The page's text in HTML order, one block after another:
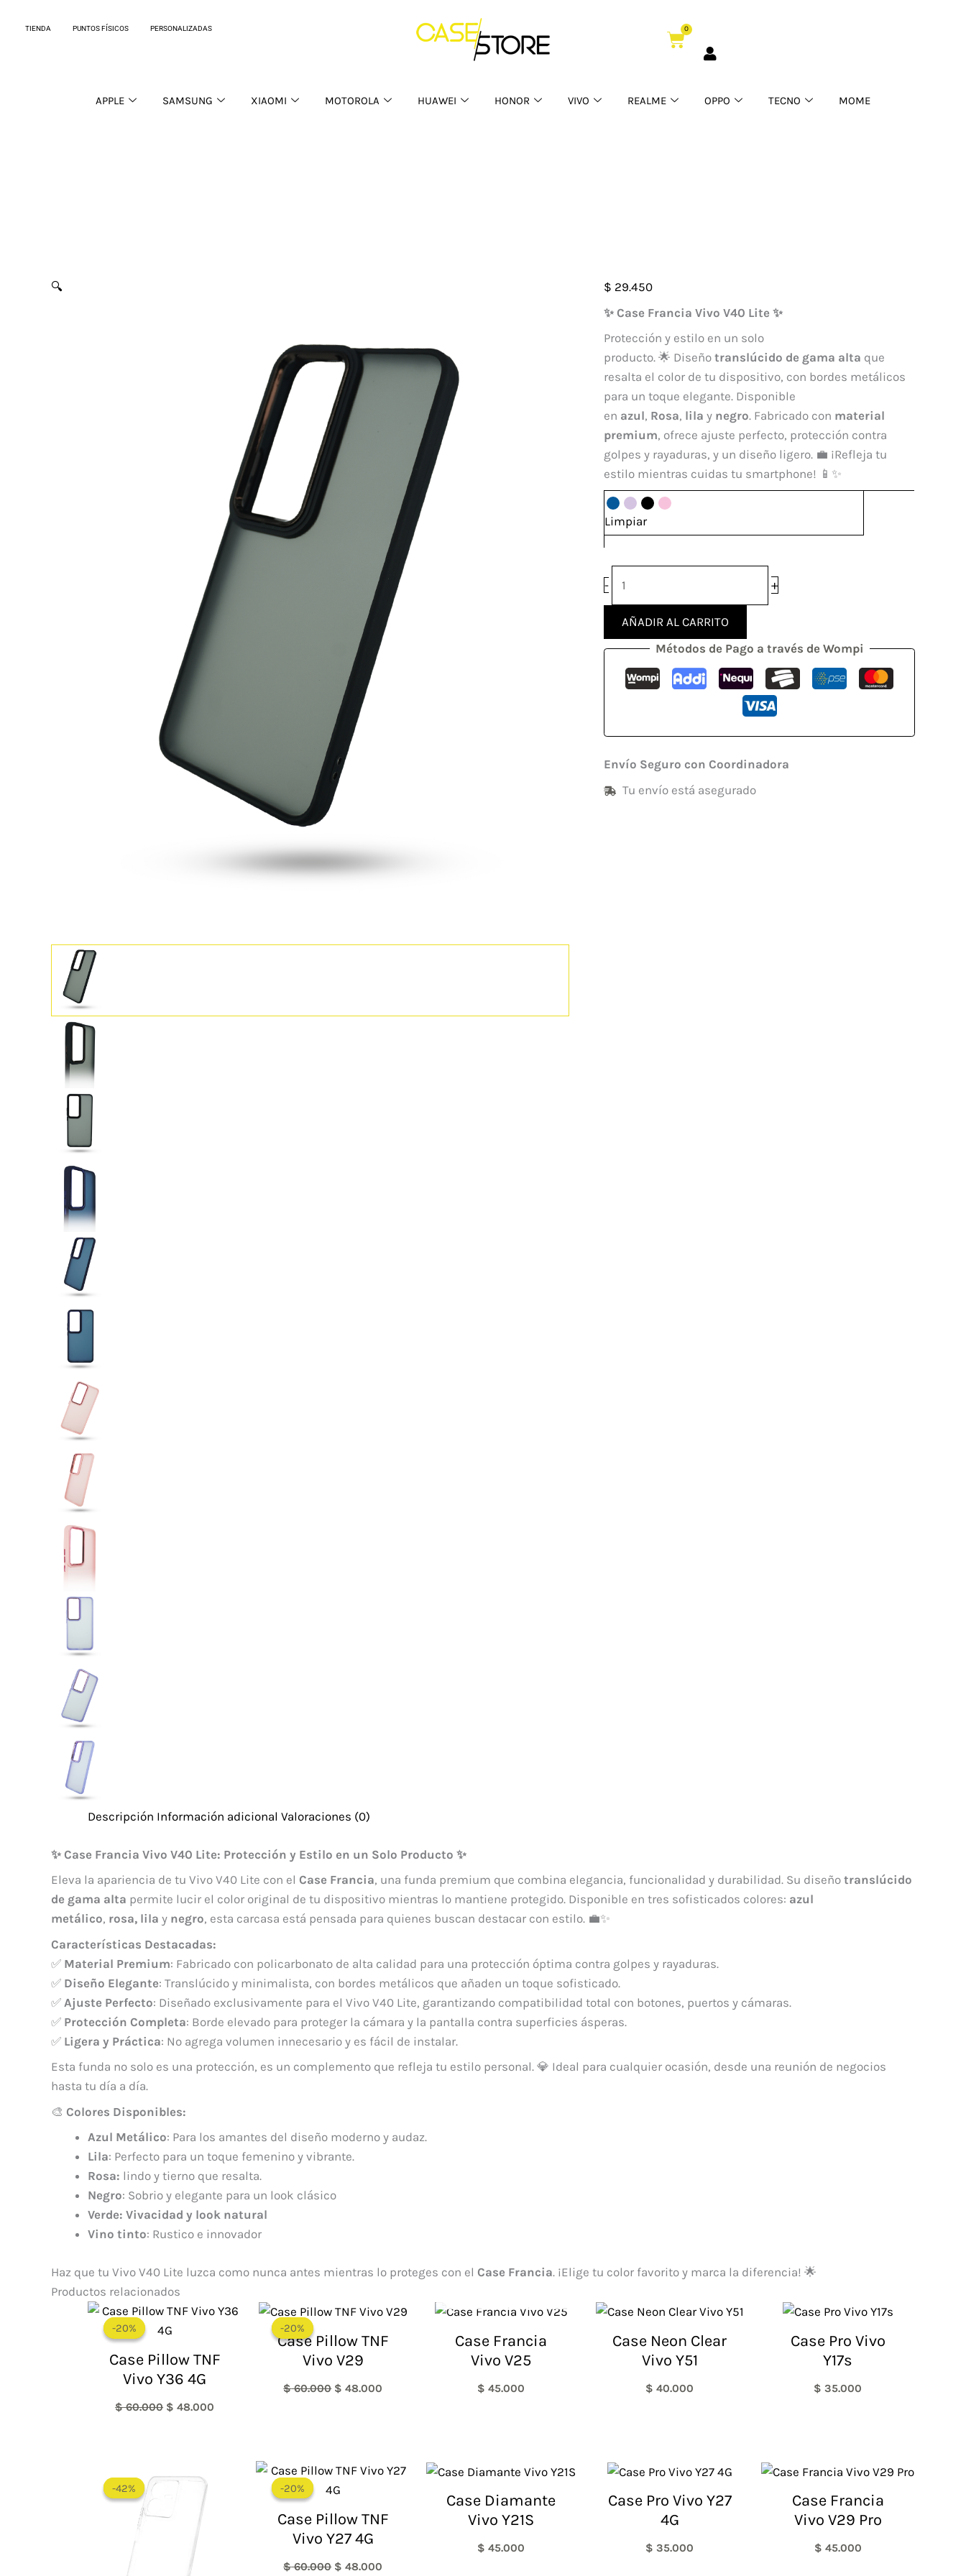
TIENDA PUNTOS FÍSICOS PERSONALIZADAS 0
Cart
APPLE SAMSUNG XIAOMI MOTOROLA HUAWEI HONOR VIVO REALME OPPO TECNO MOME
🔍 $ 29.450
✨ Case Francia Vivo V40 Lite ✨
Protección y estilo en un solo
producto. 🌟 Diseñotranslúcido de gama alta que
resalta el color de tu dispositivo, con bordes metálicos
para un toque elegante. Disponible
en azul, Rosa, lila y negro. Fabricado con material
premium, ofrece ajuste perfecto, protección contra
golpes y rayaduras, y un diseño ligero. 💼 ¡Refleja tu
estilo mientras cuidas tu smartphone! 📱✨
Limpiar
-
Case
Francia
V40
Lite
cantidad
+
AÑADIR AL CARRITO
Métodos de Pago a través de Wompi
Envío Seguro con Coordinadora
Tu envío está asegurado
Descripción Información adicional Valoraciones (0)
✨ Case Francia Vivo V40 Lite: Protección y Estilo en un Solo Producto ✨
Eleva la apariencia de tu Vivo V40 Lite con el Case Francia, una funda premium que combina elegancia, funcionalidad y durabilidad. Su diseño translúcido
de gama alta permite lucir el color original de tu dispositivo mientras lo mantiene protegido. Disponible en tres sofisticados colores: azul
metálico, rosa, lila y negro, esta carcasa está pensada para quienes buscan destacar con estilo. 💼✨
Características Destacadas:
✅ Material Premium: Fabricado con policarbonato de alta calidad para una protección óptima contra golpes y rayaduras.
✅ Diseño Elegante: Translúcido y minimalista, con bordes metálicos que añaden un toque sofisticado.
✅ Ajuste Perfecto: Diseñado exclusivamente para el Vivo V40 Lite, garantizando compatibilidad total con botones, puertos y cámaras.
✅ Protección Completa: Borde elevado para proteger la cámara y la pantalla contra superficies ásperas.
✅ Ligera y Práctica: No agrega volumen innecesario y es fácil de instalar.
Esta funda no solo es una protección, es un complemento que refleja tu estilo personal. 💎 Ideal para cualquier ocasión, desde una reunión de negocios
hasta tu día a día.
🎨 Colores Disponibles:
Azul Metálico: Para los amantes del diseño moderno y audaz.
Lila: Perfecto para un toque femenino y vibrante.
Rosa: lindo y tierno que resalta.
Negro: Sobrio y elegante para un look clásico
Verde: Vivacidad y look natural
Vino tinto: Rustico e innovador
Haz que tu Vivo V40 Lite luzca como nunca antes mientras lo proteges con el Case Francia. ¡Elige tu color favorito y marca la diferencia! 🌟
Productos relacionados
-20%
-20%
Case Pillow TNF
Vivo Y36 4G
$60.000
El
original
$ 60.000.
$ 48.000
El
$ 48.000.
-20%
-20%
Case Pillow TNF
Vivo V29
$60.000
El
original
era:
$ 60.000.
$ 48.000
El
precio
actual
es:
Case Francia
Vivo V25
$ 45.000
Case Neon Clear
Vivo Y51
$ 40.000
Case Pro Vivo
Y17s
$ 35.000
-42%
-42%
precio
original
$ 60.000.
-20%
-20%
Case Pillow TNF
Vivo Y27 4G
$60.000
El
original
$ 60.000.
$ 48.000
El
$ 48.000.
Case Diamante
Vivo Y21S
$ 45.000
Case Pro Vivo Y27
4G
$ 35.000
Case Francia
Vivo V29 Pro
$ 45.000